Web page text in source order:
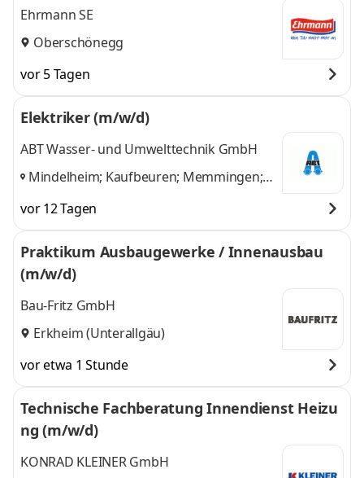
Ehrmann SE
Oberschönegg
vor 5 Tagen
Elektriker (m/w/d)
ABT Wasser- und Umwelttechnik GmbH
Mindelheim; Kaufbeuren; Memmingen;
Krumbach
vor 12 Tagen
Praktikum Ausbaugewerke / Innenausbau
(m/w/d)
Bau-Fritz GmbH
Erkheim (Unterallgäu)
vor etwa 1 Stunde
Technische Fachberatung Innendienst Heizu
ng (m/w/d)
KONRAD KLEINER GmbH